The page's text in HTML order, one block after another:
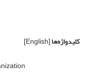
کلیدواژه‌ها[English]